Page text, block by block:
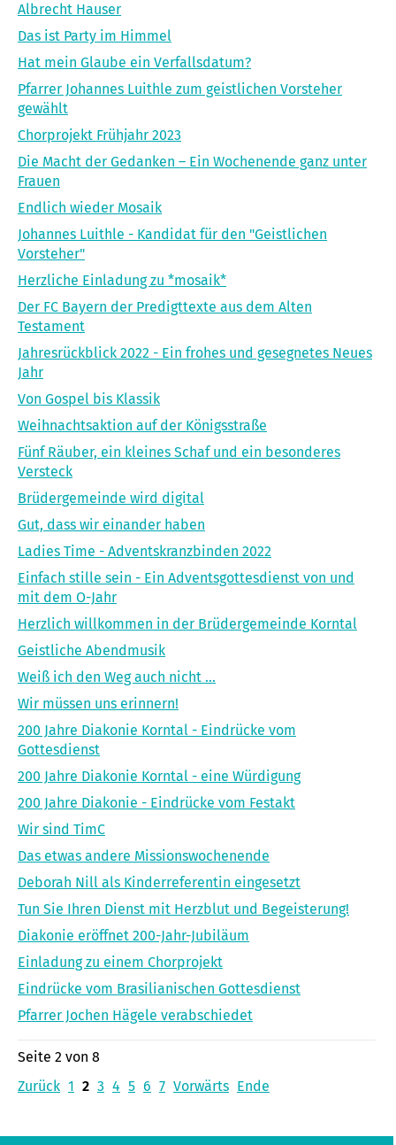
Albrecht Hauser
Das ist Party im Himmel
Hat mein Glaube ein Verfallsdatum?
Pfarrer Johannes Luithle zum geistlichen Vorsteher
gewählt
Chorprojekt Frühjahr 2023
Die Macht der Gedanken – Ein Wochenende ganz unter
Frauen
Endlich wieder Mosaik
Johannes Luithle - Kandidat für den "Geistlichen
Vorsteher"
Herzliche Einladung zu *mosaik*
Der FC Bayern der Predigttexte aus dem Alten
Testament
Jahresrückblick 2022 - Ein frohes und gesegnetes Neues
Jahr
Von Gospel bis Klassik
Weihnachtsaktion auf der Königsstraße
Fünf Räuber, ein kleines Schaf und ein besonderes
Versteck
Brüdergemeinde wird digital
Gut, dass wir einander haben
Ladies Time - Adventskranzbinden 2022
Einfach stille sein - Ein Adventsgottesdienst von und
mit dem O-Jahr
Herzlich willkommen in der Brüdergemeinde Korntal
Geistliche Abendmusik
Weiß ich den Weg auch nicht ...
Wir müssen uns erinnern!
200 Jahre Diakonie Korntal - Eindrücke vom
Gottesdienst
200 Jahre Diakonie Korntal - eine Würdigung
200 Jahre Diakonie - Eindrücke vom Festakt
Wir sind TimC
Das etwas andere Missionswochenende
Deborah Nill als Kinderreferentin eingesetzt
Tun Sie Ihren Dienst mit Herzblut und Begeisterung!
Diakonie eröffnet 200-Jahr-Jubiläum
Einladung zu einem Chorprojekt
Eindrücke vom Brasilianischen Gottesdienst
Pfarrer Jochen Hägele verabschiedet
Seite 2 von 8
Zurück 1 2 3 4 5 6 7 Vorwärts Ende